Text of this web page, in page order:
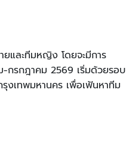
ยและทีมหญิง โดยจะมีการ
กรกฎาคม 2569 เริ่มด้วยรอบ
งเทพมหานคร เพื่อเฟ้นหาทีม